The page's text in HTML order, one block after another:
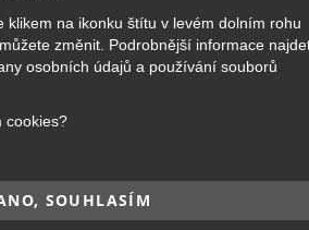
Přihlásit odběr
klikem na ikonku štítu v levém dolním rohu
změnit. Podrobnější informace
osobních údajů a používání souborů
cookies?
SOUHLASÍM